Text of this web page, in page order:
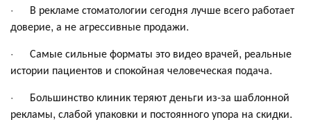
· В рекламе стоматологии сегодня лучше всего работает
доверие, а не агрессивные продажи.
· Самые сильные форматы это видео врачей, реальные
истории пациентов и спокойная человеческая подача.
· Большинство клиник теряют деньги из-за шаблонной
рекламы, слабой упаковки и постоянного упора на скидки.